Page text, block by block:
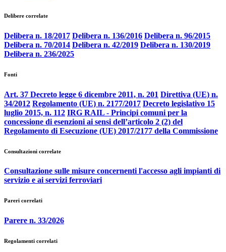
Delibere correlate
Delibera n. 18/2017 Delibera n. 136/2016 Delibera n. 96/2015
Delibera n. 70/2014 Delibera n. 42/2019 Delibera n. 130/2019
Delibera n. 236/2025
Fonti
Art. 37 Decreto legge 6 dicembre 2011, n. 201 Direttiva (UE) n.
34/2012 Regolamento (UE) n. 2177/2017 Decreto legislativo 15
luglio 2015, n. 112 IRG RAIL - Principi comuni per la
concessione di esenzioni ai sensi dell’articolo 2 (2) del
Regolamento di Esecuzione (UE) 2017/2177 della Commissione
Consultazioni correlate
Consultazione sulle misure concernenti l'accesso agli impianti di
servizio e ai servizi ferroviari
Pareri correlati
Parere n. 33/2026
Regolamenti correlati